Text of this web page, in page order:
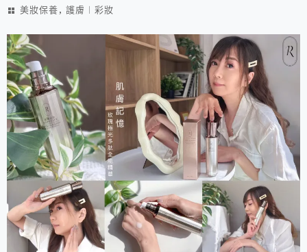
美妝保養 , 護膚︱彩妝